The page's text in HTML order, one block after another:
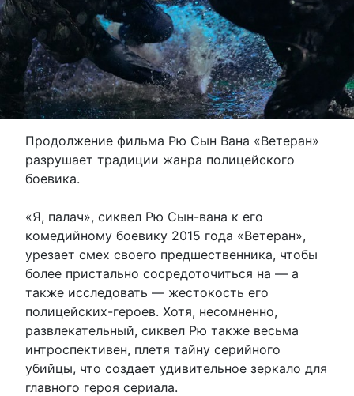
Продолжение фильма Рю Сын Вана «Ветеран»
разрушает традиции жанра полицейского
боевика.
«Я, палач», сиквел Рю Сын-вана к его
комедийному боевику 2015 года «Ветеран»,
урезает смех своего предшественника, чтобы
более пристально сосредоточиться на — а
также исследовать — жестокость его
полицейских-героев. Хотя, несомненно,
развлекательный, сиквел Рю также весьма
интроспективен, плетя тайну серийного
убийцы, что создает удивительное зеркало для
главного героя сериала.